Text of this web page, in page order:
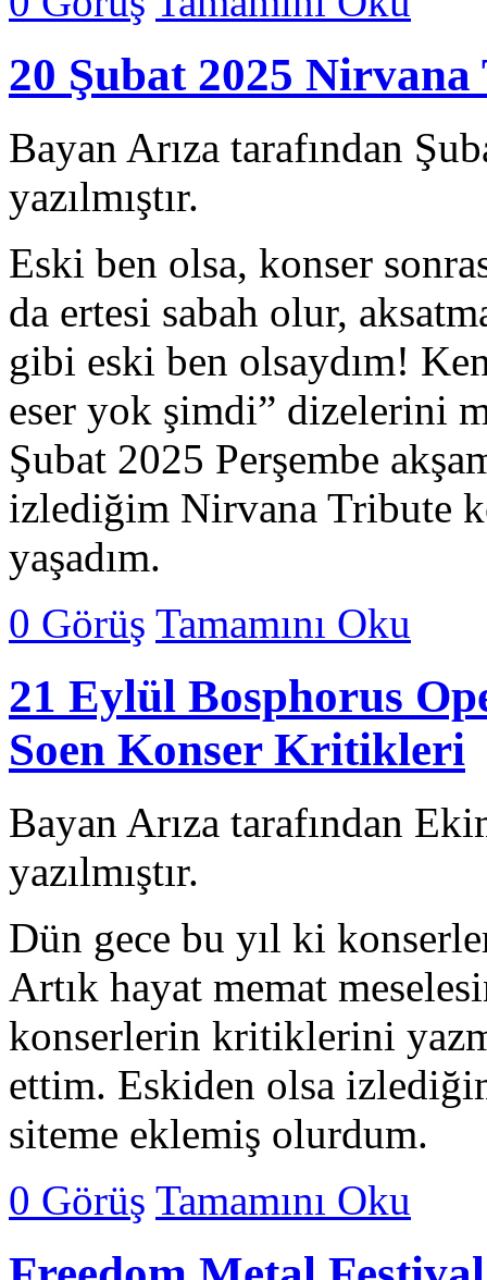
20 Şubat 2025
Bayan Arıza tarafından
yazılmıştır.
Eski ben olsa, konser
da ertesi sabah olur,
gibi eski ben olsaydım!
eser yok şimdi” dizelerini
Şubat 2025 Perşembe
izlediğim Nirvana Tribute
yaşadım.
0 Görüş Tamamını Oku
21 Eylül Bosphorus
Soen Konser Kritikleri
Bayan Arıza tarafından
yazılmıştır.
Dün gece bu yıl ki
Artık hayat memat
konserlerin kritiklerini
ettim. Eskiden olsa
siteme eklemiş olurdum.
0 Görüş Tamamını Oku